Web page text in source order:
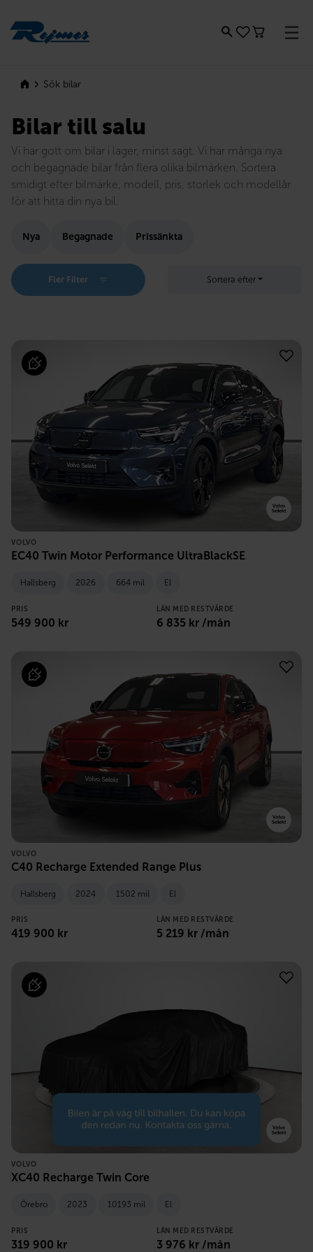
Sök bilar
Bilar till salu
Vi har gott om bilar i lager, minst sagt. Vi har många nya
och begagnade bilar från flera olika bilmärken. Sortera
smidigt efter bilmärke, modell, pris, storlek och modellår
för att hitta din nya bil.
Nya Begagnade Prissänkta
Fler Filter Sortera efter
VOLVO
EC40 Twin Motor Performance UltraBlackSE
Hallsberg 2026 664 mil El
PRIS
549 900 kr
LÅN MED RESTVÄRDE
6 835 kr /mån
VOLVO
C40 Recharge Extended Range Plus
Hallsberg 2024 1502 mil El
PRIS
419 900 kr
LÅN MED RESTVÄRDE
5 219 kr /mån
VOLVO
XC40 Recharge Twin Core
Örebro 2023 10193 mil El
PRIS
319 900 kr
LÅN MED RESTVÄRDE
3 976 kr /mån